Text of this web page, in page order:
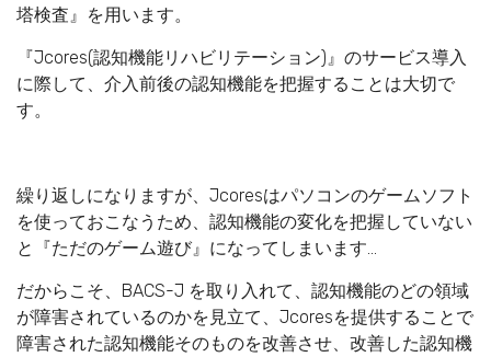
塔検査』を用います。
『Jcores(認知機能リハビリテーション)』のサービス導入
に際して、介入前後の認知機能を把握することは大切で
す。
繰り返しになりますが、Jcoresはパソコンのゲームソフト
を使っておこなうため、認知機能の変化を把握していない
と『ただのゲーム遊び』になってしまいます…
だからこそ、BACS-J を取り入れて、認知機能のどの領域
が障害されているのかを見立て、Jcoresを提供することで
障害された認知機能そのものを改善させ、改善した認知機